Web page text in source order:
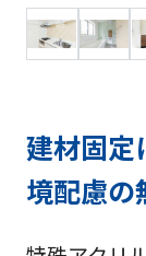
建材固定
境配慮の